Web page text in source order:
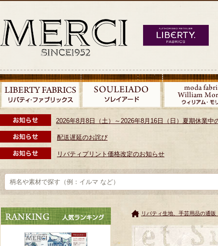
2026年8月8日（土）～2026年8月16日（日）夏期休業中
配送遅延のお詫び
リバティプリント価格改定のお知らせ
リバティ生地、手芸用品の通